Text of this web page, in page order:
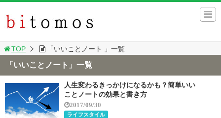
TOP 「いいことノート 」一覧
「いいことノート」一覧
人生変わるきっかけになるかも？簡単いい
ことノートの効果と書き方
2017/09/30
ライフスタイル